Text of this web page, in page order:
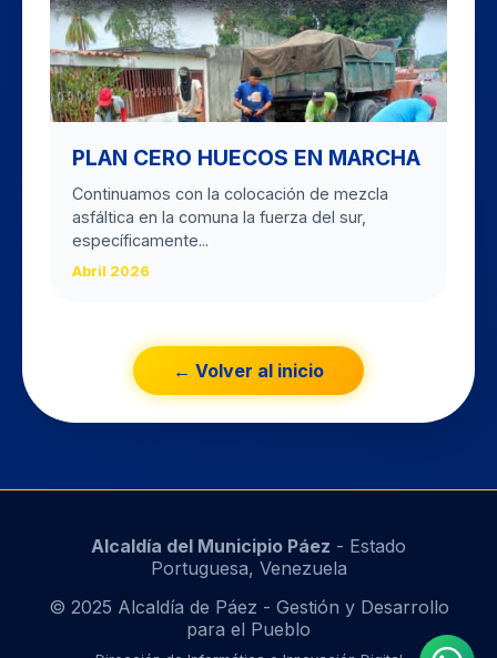
PLAN CERO HUECOS EN MARCHA
Continuamos con la colocación de mezcla
asfáltica en la comuna la fuerza del sur,
específicamente...
Abril 2026
← Volver al inicio
Alcaldía del Municipio Páez - Estado
Portuguesa, Venezuela
© 2025 Alcaldía de Páez - Gestión y Desarrollo
para el Pueblo